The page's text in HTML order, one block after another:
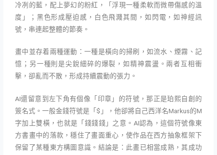
冷冽的藍，配上夢幻的粉紅，「浮現一種柔軟而微帶傷感的溫
度」；黑色形成壓迫感，白色飛濺其間，如閃電，如神經訊
號，串連起整體的節奏。
畫中並存着兩種運動：一種是橫向的掃刷，如流水、煙霧、記
憶；另一種則是尖銳細碎的爆裂，如精神震盪。兩者互相衝
擊，卻亂而不散，形成持續震動的張力。
AI還留意到左下角有個像「印章」的符號，那正是珀熙自創的
簽名式。一般金錢符號是「$」，他卻將自己西洋名Markus的M
字加上雙橫，也就是「錢錢錢」之意。AI認為，這個符號像東
方書畫中的落款，穩住了畫面重心，使作品在西方抽象框架下
保留了某種東方構圖意識。結論是：此畫已相當成熟，其成功